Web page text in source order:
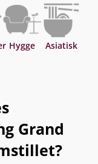
Hygge Asiatisk
Grand